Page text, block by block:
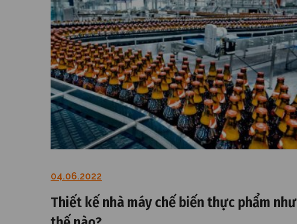
04.06.2022
Thiết kế nhà máy chế biến thực phẩm như